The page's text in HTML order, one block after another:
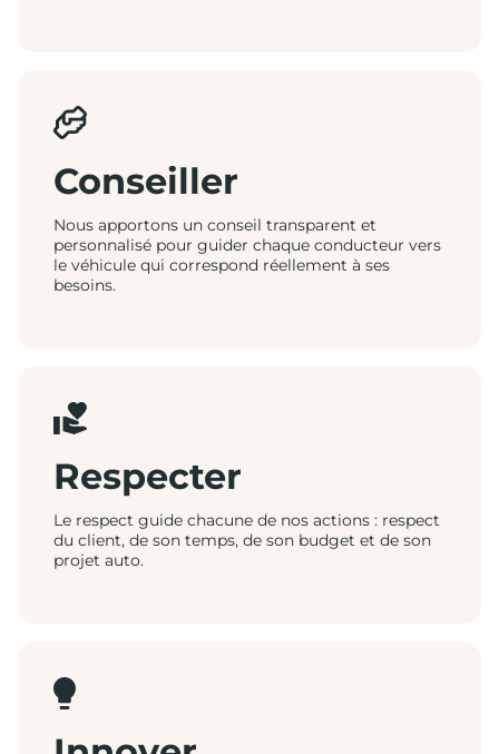
Conseiller
Nous apportons un conseil transparent et
personnalisé pour guider chaque conducteur vers
le véhicule qui correspond réellement à ses
besoins.
Respecter
Le respect guide chacune de nos actions : respect
du client, de son temps, de son budget et de son
projet auto.